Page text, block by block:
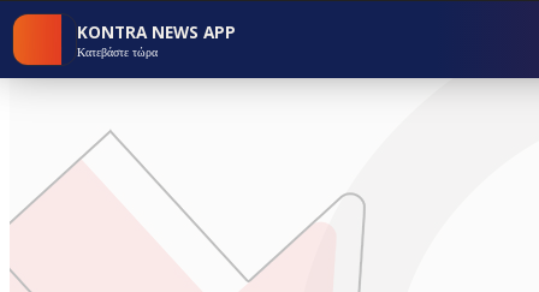
KONTRA NEWS APP
Κατεβάστε τώρα